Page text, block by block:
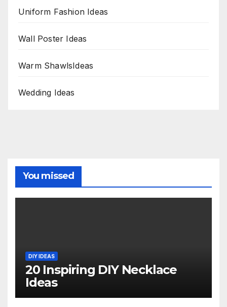
Uniform Fashion Ideas
Wall Poster Ideas
Warm ShawlsIdeas
Wedding Ideas
You missed
DIY IDEAS
20 Inspiring DIY Necklace
Ideas